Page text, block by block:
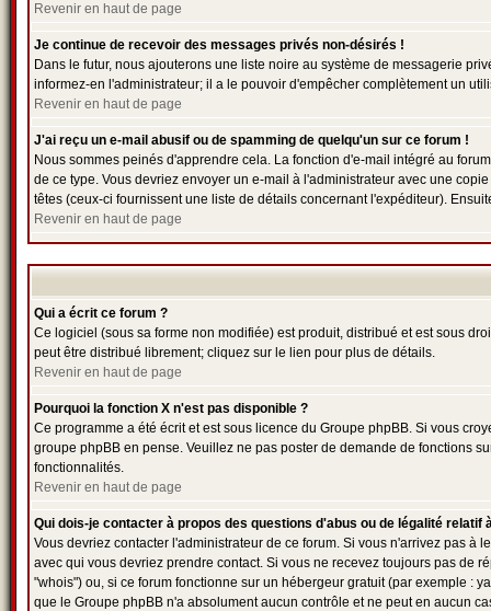
Revenir en haut de page
Je continue de recevoir des messages privés non-désirés !
Dans le futur, nous ajouterons une liste noire au système de messagerie
informez-en l'administrateur; il a le pouvoir d'empêcher complètement un
Revenir en haut de page
J'ai reçu un e-mail abusif ou de spamming de quelqu'un sur ce forum !
Nous sommes peinés d'apprendre cela. La fonction d'e-mail intégré au
de ce type. Vous devriez envoyer un e-mail à l'administrateur avec une
têtes (ceux-ci fournissent une liste de détails concernant l'expéditeur).
Revenir en haut de page
Qui a écrit ce forum ?
Ce logiciel (sous sa forme non modifiée) est produit, distribué et est sous
peut être distribué librement; cliquez sur le lien pour plus de détails.
Revenir en haut de page
Pourquoi la fonction X n'est pas disponible ?
Ce programme a été écrit et est sous licence du Groupe phpBB. Si vous
groupe phpBB en pense. Veuillez ne pas poster de demande de fonctions
fonctionnalités.
Revenir en haut de page
Qui dois-je contacter à propos des questions d'abus ou de légalité relatif
Vous devriez contacter l'administrateur de ce forum. Si vous n'arrivez pas à
avec qui vous devriez prendre contact. Si vous ne recevez toujours pas de
"whois") ou, si ce forum fonctionne sur un hébergeur gratuit (par exemple :
que le Groupe phpBB n'a absolument aucun contrôle et ne peut en aucun